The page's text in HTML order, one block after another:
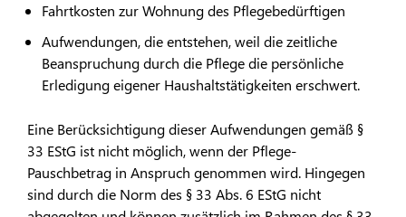
Fahrtkosten zur Wohnung des Pflegebedürftigen
Aufwendungen, die entstehen, weil die zeitliche
Beanspruchung durch die Pflege die persönliche
Erledigung eigener Haushaltstätigkeiten erschwert.
Eine Berücksichtigung dieser Aufwendungen gemäß §
33 EStG ist nicht möglich, wenn der Pflege-
Pauschbetrag in Anspruch genommen wird. Hingegen
sind durch die Norm des § 33 Abs. 6 EStG nicht